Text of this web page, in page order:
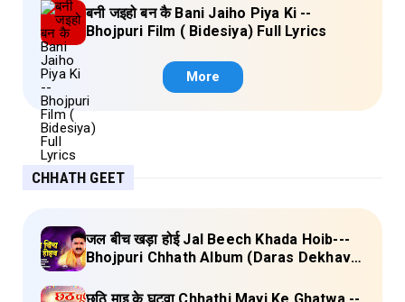
बनी जइहो बन कै Bani Jaiho Piya Ki --
Bhojpuri Film ( Bidesiya) Full Lyrics
More
CHHATH GEET
जल बीच खड़ा होई Jal Beech Khada Hoib---
Bhojpuri Chhath Album (Daras Dekhava